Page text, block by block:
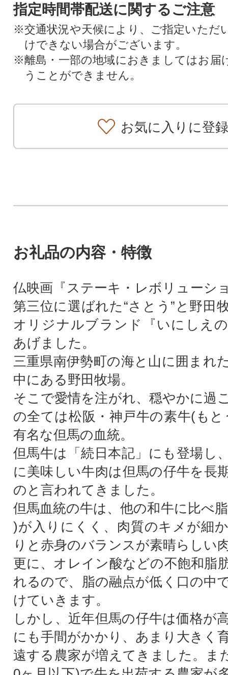
指定時間帯配送に関するご注意
※交通状況や天候により、ご指定いただ
けできない場合がございます。
※離島・一部の地域におきましてはお届
うことができません。
お気に入りに登録
お礼品の内容・特徴
仏映画『ステーキ・レボリューシ
第三位に選ばれた“さとう”と野田
オリジナルブランド『いにしえ
あげました。
三重県南伊勢町の海と山に囲まれ
中にある野田牧場。
そこで愛情を注がれ、穏やかに過
の全ては松阪・神戸牛の素牛(も
有名な但馬の血統。
但馬牛は「続日本記」にも登場し
に美味しい牛肉は但馬の仔牛を長
のと言われてきました。
但馬血統の牛は、他の和牛に比べ
)が入りにくく、肉質のキメが細
りと赤身のバランスが素晴らしい
更に、オレイン酸などの不飽和脂
れるので、脂の融点が低く口の中
けていきます。
しかし、近年但馬の仔牛は価格が
にも手間がかかり、あまり大きく
遠する農家が増えてきました。ま